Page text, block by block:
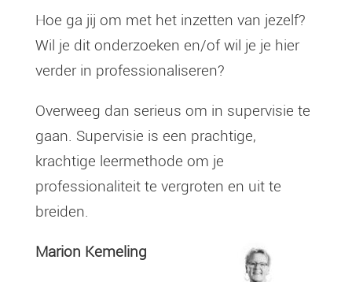
Hoe ga jij om met het inzetten van jezelf?
Wil je dit onderzoeken en/of wil je je hier
verder in professionaliseren?
Overweeg dan serieus om in supervisie te
gaan. Supervisie is een prachtige,
krachtige leermethode om je
professionaliteit te vergroten en uit te
breiden.
Marion Kemeling